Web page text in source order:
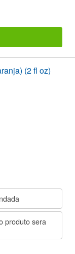
(2 fl oz)
produto sera